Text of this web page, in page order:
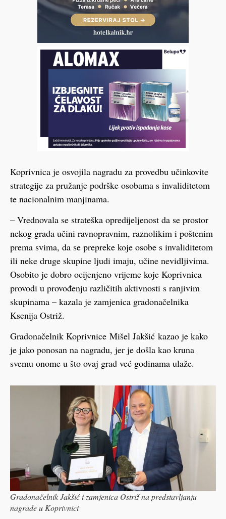
Koprivnica je osvojila nagradu za provedbu učinkovite
strategije za pružanje podrške osobama s invaliditetom
te nacionalnim manjinama.
– Vrednovala se strateška opredijeljenost da se prostor
nekog grada učini ravnopravnim, raznolikim i poštenim
prema svima, da se prepreke koje osobe s invaliditetom
ili neke druge skupine ljudi imaju, učine nevidljivima.
Osobito je dobro ocijenjeno vrijeme koje Koprivnica
provodi u provođenju različitih aktivnosti s ranjivim
skupinama – kazala je zamjenica gradonačelnika
Ksenija Ostriž.
Gradonačelnik Koprivnice Mišel Jakšić kazao je kako
je jako ponosan na nagradu, jer je došla kao kruna
svemu onome u što ovaj grad već godinama ulaže.
Gradonačelnik Jakšić i zamjenica Ostriž na predstavljanju
nagrade u Koprivnici